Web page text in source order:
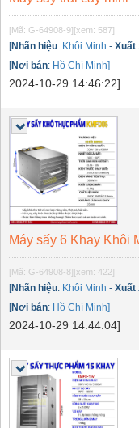
[Mã: G-64908-9][xem: 587]
[Nhãn hiệu: Khôi Minh - Xuất
[Nơi bán: Hồ Chí Minh]
2024-10-29 14:46:22]
Máy sấy 6 Khay Khôi
[Mã: G-64908-8][xem: 422]
[Nhãn hiệu: Khôi Minh - Xuất
[Nơi bán: Hồ Chí Minh]
2024-10-29 14:44:04]